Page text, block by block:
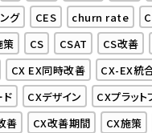
グ
CES churn rate
策 CS CSAT CS改善
CX EX同時改善 CX-EX統
CXデザイン
CXプラッ
善 CX改善期間 CX施策